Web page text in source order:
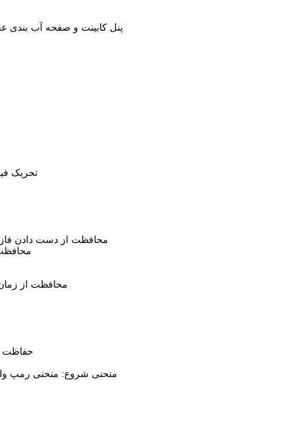
پنل کابینت و صفحه آب بندی عقب
تحریک
محافظت از دست دادن
محافظت از
حفاظت
منحنی شروع: منحنی رمپ